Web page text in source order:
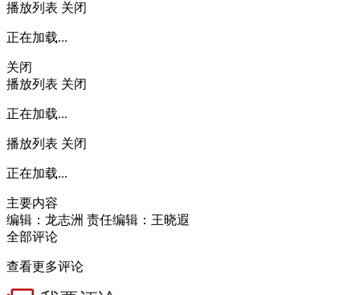
播放列表 关闭
正在加载...
关闭
播放列表 关闭
正在加载...
播放列表 关闭
正在加载...
主要内容
编辑：龙志洲 责任编辑：王晓遐
全部评论
查看更多评论